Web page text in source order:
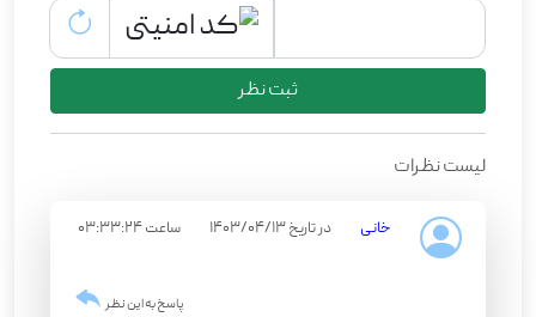
ثبت نظر
لیست نظرات
خانی در تاریخ 1403/04/13 ساعت 03:33:24
پاسخ به این نظر